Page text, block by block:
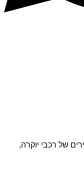
של רכבי יוקרה,